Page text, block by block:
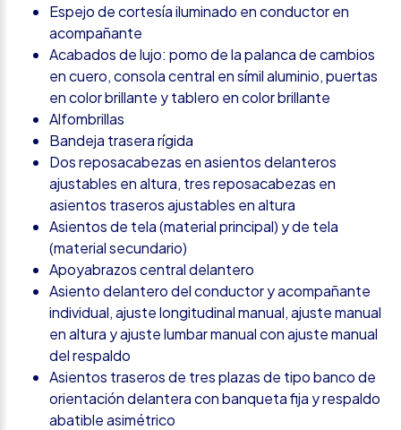
Espejo de cortesía iluminado en conductor en
acompañante
Acabados de lujo: pomo de la palanca de cambios
en cuero, consola central en símil aluminio, puertas
en color brillante y tablero en color brillante
Alfombrillas
Bandeja trasera rígida
Dos reposacabezas en asientos delanteros
ajustables en altura, tres reposacabezas en
asientos traseros ajustables en altura
Asientos de tela (material principal) y de tela
(material secundario)
Apoyabrazos central delantero
Asiento delantero del conductor y acompañante
individual, ajuste longitudinal manual, ajuste manual
en altura y ajuste lumbar manual con ajuste manual
del respaldo
Asientos traseros de tres plazas de tipo banco de
orientación delantera con banqueta fija y respaldo
abatible asimétrico